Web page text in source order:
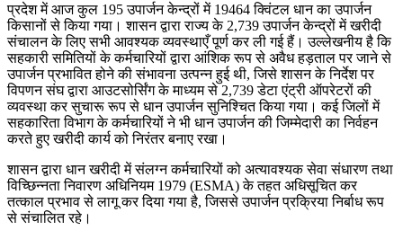
प्रदेश में आज कुल 195 उपार्जन केन्द्रों में 19464 क्विंटल धान का उपार्जन
किसानों से किया गया। शासन द्वारा राज्य के 2,739 उपार्जन केन्द्रों में खरीदी
संचालन के लिए सभी आवश्यक व्यवस्थाएँ पूर्ण कर ली गई हैं। उल्लेखनीय है कि
सहकारी समितियों के कर्मचारियों द्वारा आंशिक रूप से अवैध हड़ताल पर जाने से
उपार्जन प्रभावित होने की संभावना उत्पन्न हुई थी, जिसे शासन के निर्देश पर
विपणन संघ द्वारा आउटसोर्सिंग के माध्यम से 2,739 डेटा एंट्री ऑपरेटरों की
व्यवस्था कर सुचारू रूप से धान उपार्जन सुनिश्चित किया गया। कई जिलों में
सहकारिता विभाग के कर्मचारियों ने भी धान उपार्जन की जिम्मेदारी का निर्वहन
करते हुए खरीदी कार्य को निरंतर बनाए रखा।
शासन द्वारा धान खरीदी में संलग्न कर्मचारियों को अत्यावश्यक सेवा संधारण तथा
विच्छिन्नता निवारण अधिनियम 1979 (ESMA) के तहत अधिसूचित कर
तत्काल प्रभाव से लागू कर दिया गया है, जिससे उपार्जन प्रक्रिया निर्बाध रूप
से संचालित रहे।